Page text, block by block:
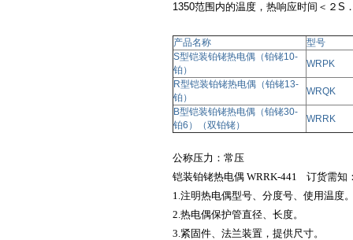
1350范围内的温度，热响应时间＜２S
产品名称
型号
S型铠装铂铑热电偶（铂铑10-
铂）
WRPK
R型铠装铂铑热电偶（铂铑13-
铂）
WRQK
B型铠装铂铑热电偶（铂铑30-
铂6）（双铂铑）
WRRK
公称压力：常压
铠装铂铑热电偶 WRRK-441 订货需知
1.注明热电偶型号、分度号、使用温度
2.热电偶保护管直径、长度。
3.紧固件、法兰装置，提供尺寸。